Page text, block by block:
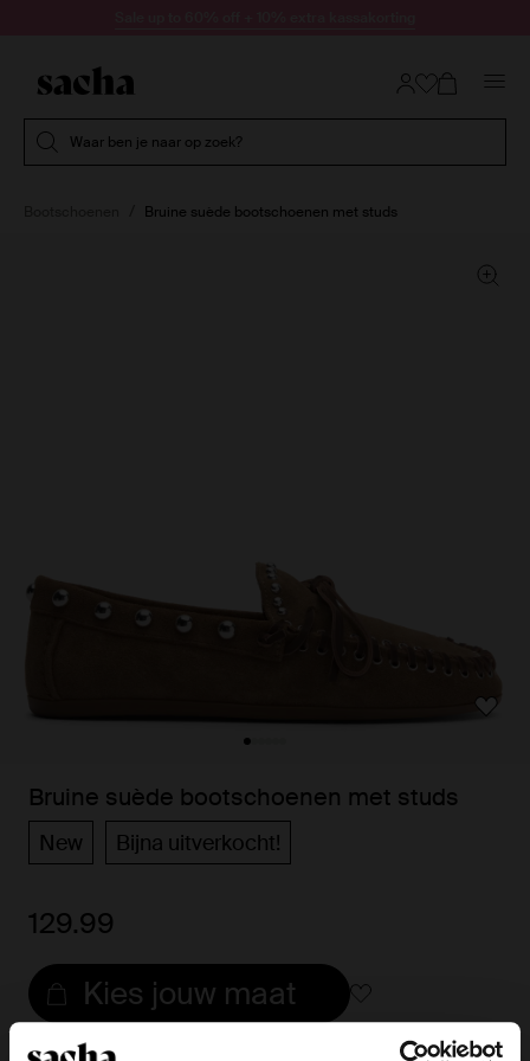
Waar ben je naar op zoek?
Bruine suède bootschoenen met studs
Bruine suède bootschoenen met studs
New Bijna uitverkocht!
129.99
Kies jouw maat